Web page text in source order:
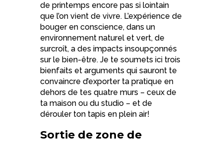
de printemps encore pas si lointain
que l’on vient de vivre. L’expérience de
bouger en conscience, dans un
environnement naturel et vert, de
surcroît, a des impacts insoupçonnés
sur le bien-être. Je te soumets ici trois
bienfaits et arguments qui sauront te
convaincre d’exporter ta pratique en
dehors de tes quatre murs – ceux de
ta maison ou du studio – et de
dérouler ton tapis en plein air!
Sortie de zone de